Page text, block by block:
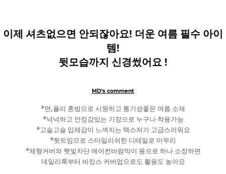
이제 셔츠없으면 안되잖아요! 더운 여름 필수 아이
템!
뒷모습까지 신경썼어요 !
MD's comment
*면,폴리 혼방으로 시원하고 통기성좋은 여름 소재
*넉넉하고 안정감있는 기장으로 누구나 착용가능
*고슬고슬 입체감이 느껴지는 텍스처가 고급스러워요
*뒷트임으로 스타일리쉬한 디테일로 마무리
*체형커버와 햇빛차단 에어컨바람막이 용으로 하나 소장하면
데일리룩부터 바캉스 커버업으로도 활용도 높아요